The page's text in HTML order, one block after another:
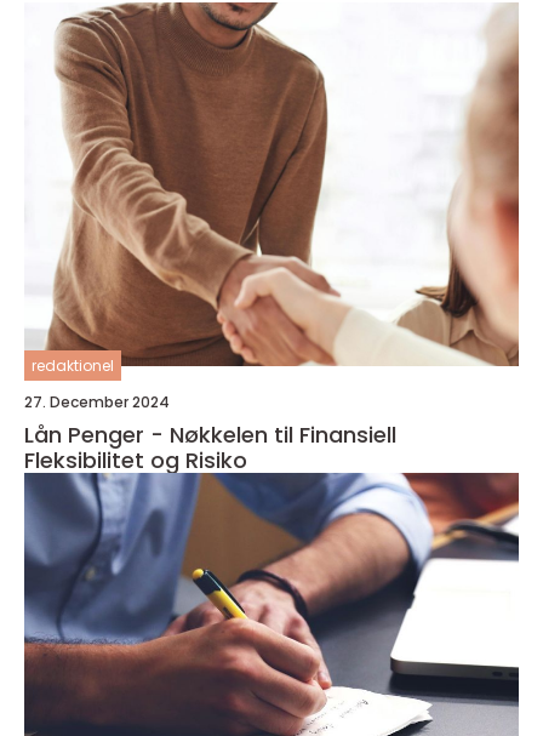
redaktionel
27. December 2024
Lån Penger - Nøkkelen til Finansiell
Fleksibilitet og Risiko